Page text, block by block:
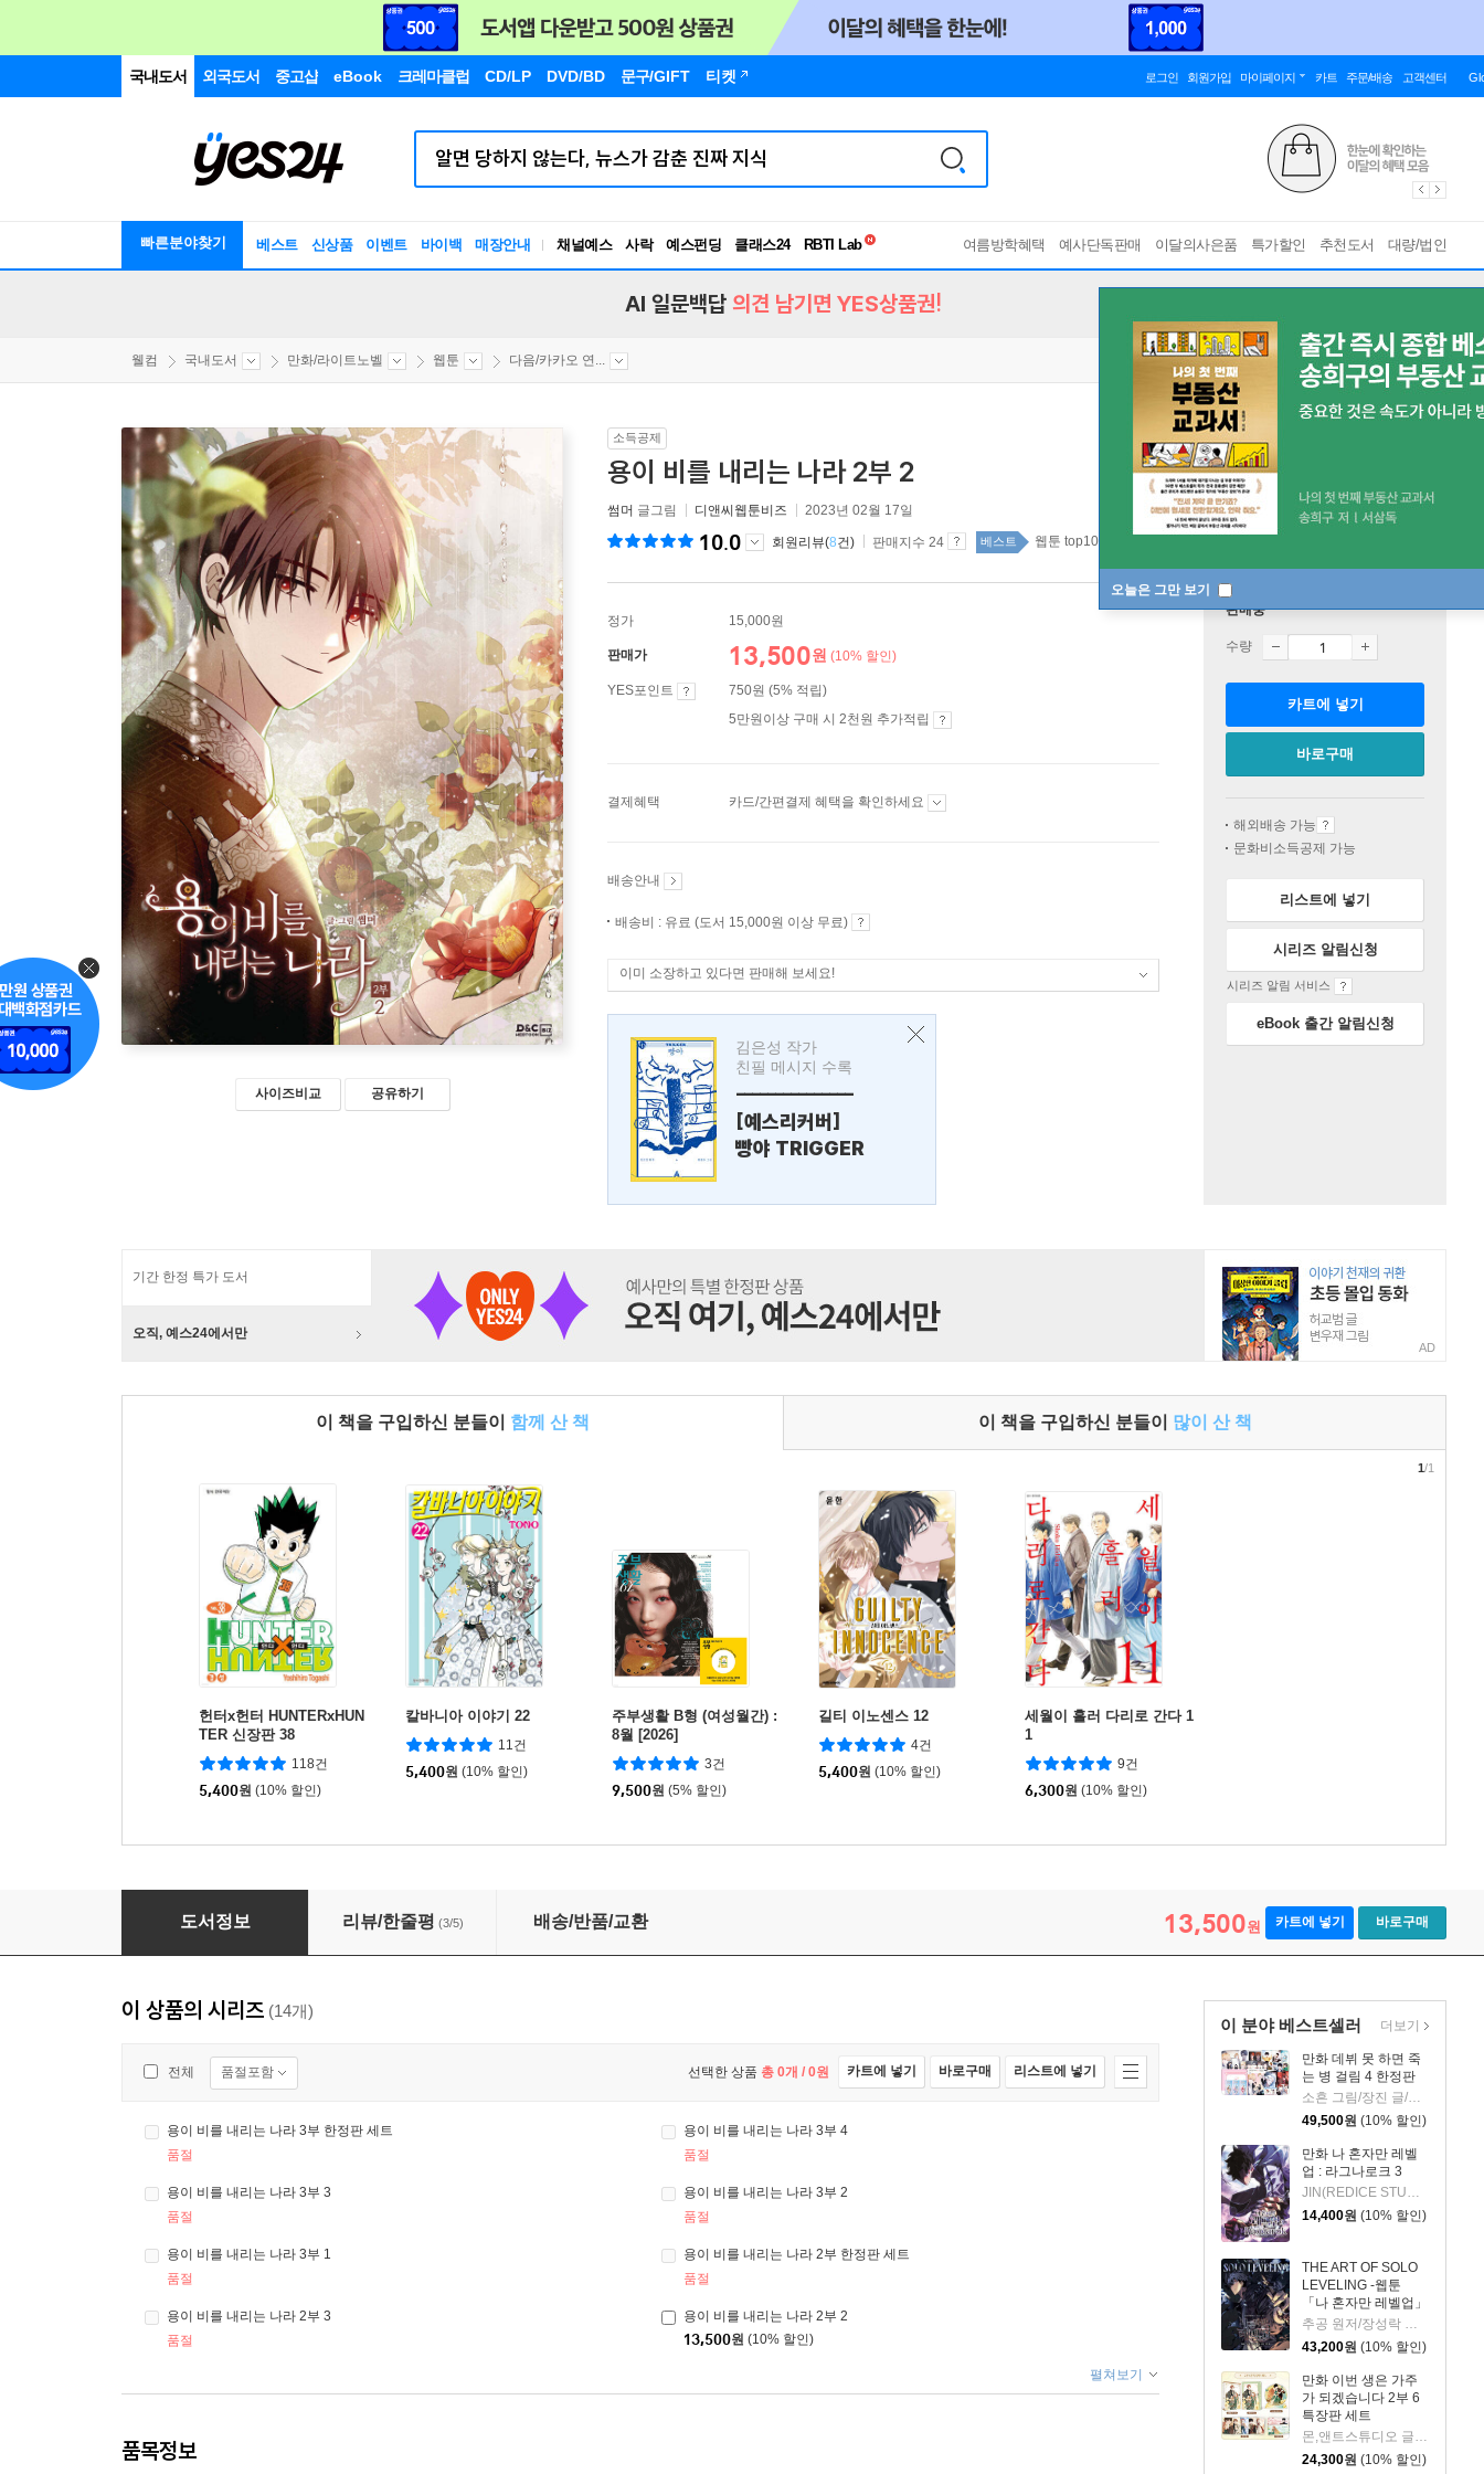
국내도서 외국도서 중고샵 eBook 크레마클럽 CD/LP DVD/BD 문구/GIFT 티켓 로그인 회원가입 마이페이지 카트 주문/배송 고객센터
빠른분야찾기 베스트 신상품 이벤트 바이백 매장안내 채널예스 사락 예스펀딩 클래스24
RBTI Lab
여름방학혜택 예사단독판매 이달의사은품 특가할인 추천도서 대량/법인
오늘은 그만 보기
AI 일문백답 의견 남기면 YES상품권!
웰컴 국내도서 만화/라이트노벨 웹툰 다음/카카오 연...
사이즈비교 공유하기
소득공제
용이 비를 내리는 나라 2부 2
썸머 글그림 디앤씨웹툰비즈 2023년 02월 17일
10.0 회원리뷰(8건) 판매지수 24 베스트 웹툰 top100 2주
정가 15,000원
판매가 13,500원 (10% 할인)
YES포인트
750원 (5% 적립)
5만원이상 구매 시 2천원 추가적립
결제혜택 카드/간편결제 혜택을 확인하세요
배송안내
배송비 : 유료 (도서 15,000원 이상 무료)
이미 소장하고 있다면 판매해 보세요!
김은성 작가
친필 메시지 수록
---------------
[예스리커버]
빵야 TRIGGER
판매중
수량
카트에 넣기
바로구매
해외배송 가능
문화비소득공제 가능
리스트에 넣기
시리즈 알림신청
시리즈 알림 서비스
eBook 출간 알림신청
기간 한정 특가 도서
오직, 예스24에서만
AD
이 책을 구입하신 분들이 함께 산 책 이 책을 구입하신 분들이 많이 산 책
헌터x헌터 HUNTERxHUN
TER 신장판 38
118건
5,400원 (10% 할인)
칼바니아 이야기 22
11건
5,400원 (10% 할인)
주부생활 B형 (여성월간) :
8월 [2026]
3건
9,500원 (5% 할인)
길티 이노센스 12
4건
5,400원 (10% 할인)
세월이 흘러 다리로 간다 1
1
9건
6,300원 (10% 할인)
1/1
용이 비를 내리는 나라 2부 2
도서정보 리뷰/한줄평 (3/5) 배송/반품/교환 13,500원 카트에 넣기 바로구매
이 분야 베스트셀러
만화 데뷔 못 하면 죽
는 병 걸림 4 한정판
소흔 그림/장진 글/백덕수 원저
49,500원 (10% 할인)
만화 나 혼자만 레벨
업 : 라그나로크 3
JIN(REDICE STUDIO) 글그림/당도(REDICE STUDIO) 글/다울 원저
14,400원 (10% 할인)
THE ART OF SOLO
LEVELING -웹툰
「나 혼자만 레벨업」
공식 아트북-
추공 원저/장성락 그림
43,200원 (10% 할인)
만화 이번 생은 가주
가 되겠습니다 2부 6
특장판 세트
몬,앤트스튜디오 글그림/김로아 원저
24,300원 (10% 할인)
더보기
이 상품의 시리즈 (14개)
전체 품절포함 선택한 상품 총 0개 / 0원 카트에 넣기 바로구매 리스트에 넣기
용이 비를 내리는 나라 3부 한정판 세트
품절
용이 비를 내리는 나라 3부 4
품절
용이 비를 내리는 나라 3부 3
품절
용이 비를 내리는 나라 3부 2
품절
용이 비를 내리는 나라 3부 1
품절
용이 비를 내리는 나라 2부 한정판 세트
품절
용이 비를 내리는 나라 2부 3
품절
용이 비를 내리는 나라 2부 2
13,500원 (10% 할인)
펼쳐보기
품목정보